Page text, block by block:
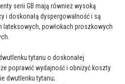
serii GB mają również wysoką
i doskonałą dyspergowalność i są
powłokach proszkowych
tytanu o doskonałej
poprawić wydajność i obniżyć koszty
dwutlenku tytanu;